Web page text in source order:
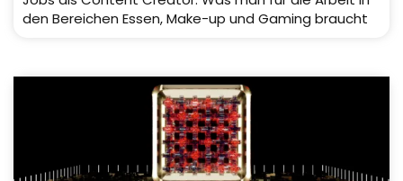
den Bereichen Essen, Make-up und Gaming braucht